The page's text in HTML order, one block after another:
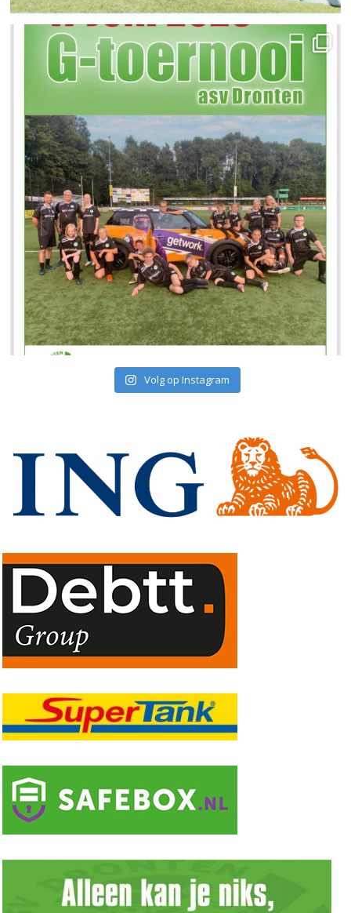
Volg op Instagram